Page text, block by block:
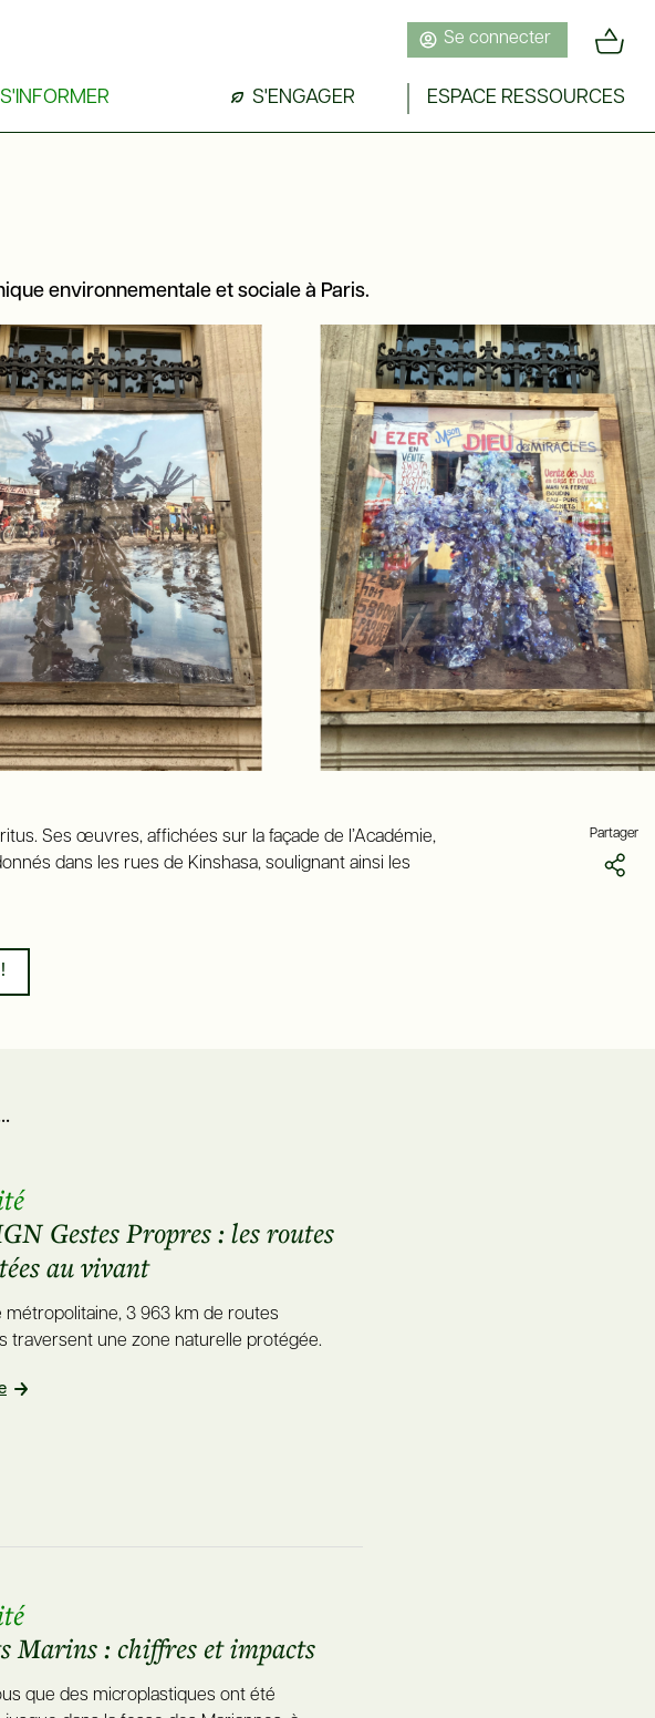
S'INFORMER S'ENGAGER
Se connecter
ESPACE RESSOURCES
environnementale et sociale à Paris.
Partager
Ses œuvres, affichées sur la façade de l’Académie,
dans les rues de Kinshasa, soulignant ainsi les
Gestes Propres : les routes
au vivant
métropolitaine, 3 963 km de routes
traversent une zone naturelle protégée.
Marins : chiffres et impacts
que des microplastiques ont été